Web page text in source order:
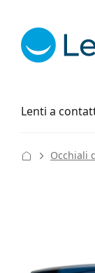
Lenti a
Soluzioni
Tutto sugli
Occhiali